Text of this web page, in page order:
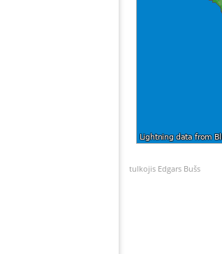
tulkojis Edgars Bušs